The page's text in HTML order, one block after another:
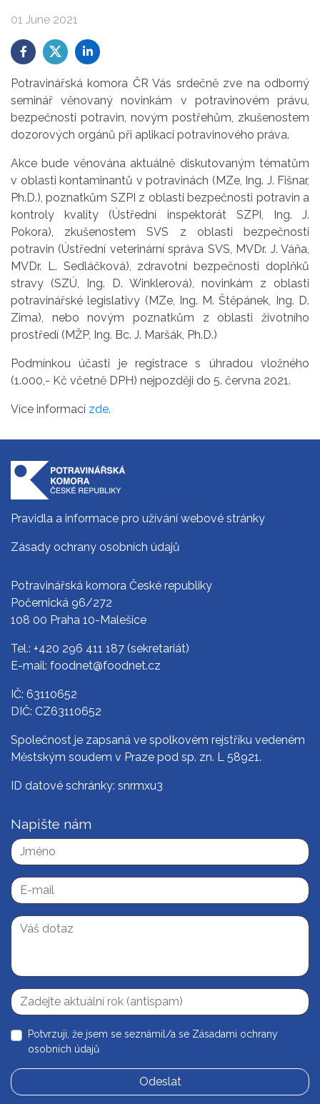
01 June 2021
Potravinářská komora ČR Vás srdečně zve na odborný
seminář věnovaný novinkám v potravinovém právu,
bezpečnosti potravin, novým postřehům, zkušenostem
dozorových orgánů při aplikaci potravinového práva.
Akce bude věnována aktuálně diskutovaným tématům
v oblasti kontaminantů v potravinách (MZe, Ing. J. Fišnar,
Ph.D.), poznatkům SZPI z oblasti bezpečnosti potravin a
kontroly kvality (Ústřední inspektorát SZPI, Ing. J.
Pokora), zkušenostem SVS z oblasti bezpečnosti
potravin (Ústřední veterinární správa SVS, MVDr. J. Váňa,
MVDr. L. Sedláčková), zdravotní bezpečnosti doplňků
stravy (SZÚ, Ing. D. Winklerová), novinkám z oblasti
potravinářské legislativy (MZe, Ing. M. Štěpánek, Ing. D.
Zima), nebo novým poznatkům z oblasti životního
prostředí (MŽP, Ing. Bc. J. Maršák, Ph.D.)
Podmínkou účasti je registrace s úhradou vložného
(1.000,- Kč včetně DPH) nejpozději do 5. června 2021.
Více informací zde.
Pravidla a informace pro užívání webové stránky
Zásady ochrany osobních údajů
Potravinářská komora České republiky
Počernická 96/272
108 00 Praha 10-Malešice
Tel.: +420 296 411 187 (sekretariát)
E-mail: foodnet@foodnet.cz
IČ: 63110652
DIČ: CZ63110652
Společnost je zapsaná ve spolkovém rejstříku vedeném
Městským soudem v Praze pod sp. zn. L 58921.
ID datové schránky: snrmxu3
Napište nám
Potvrzuji, že jsem se seznámil/a se Zásadami ochrany
osobních údajů
Odeslat